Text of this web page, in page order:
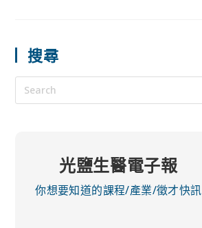
搜尋
光鹽生醫電子報
你想要知道的課程/產業/徵才快訊